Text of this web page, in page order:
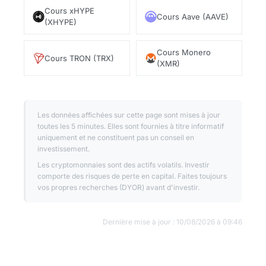
significatif sur le cours.
Comprendre les métriques crypto
essentielles
La capitalisation boursière (market cap) d'une
cryptomonnaie se calcule en multipliant son prix
actuel par le nombre de tokens en circulation.
C'est la métrique la plus utilisée pour classer les
cryptomonnaies et évaluer leur taille relative.
Une crypto avec un market cap élevé est
Cours xHYPE
(XHYPE)
Cours Aave (AAVE)
Cours TRON (TRX)
Cours Monero
(XMR)
Les données affichées sur cette page sont mises à jour
toutes les 5 minutes. Elles sont fournies à titre informatif
uniquement et ne constituent pas un conseil en
investissement.
Les cryptomonnaies sont des actifs volatils. Investir
comporte des risques de perte en capital. Faites toujours
vos propres recherches (DYOR) avant d'investir.
Dernière mise à jour : 10/08/2026 à 09:46